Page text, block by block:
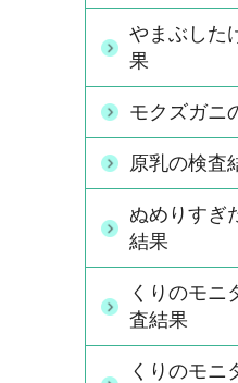
やまぶした
果
モクズガニ
原乳の検査
ぬめりすぎ
結果
くりのモニ
査結果
くりのモニ